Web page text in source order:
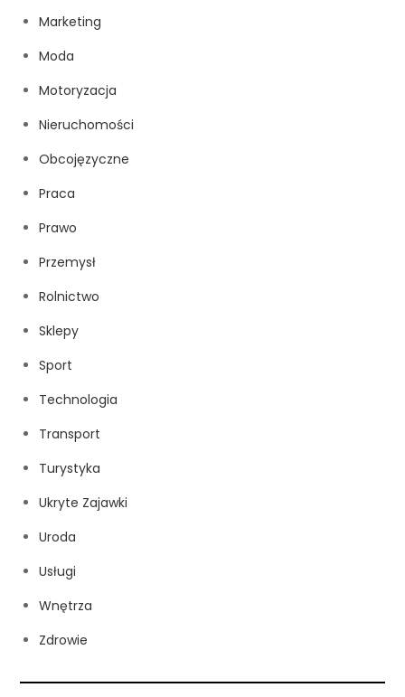
Marketing
Moda
Motoryzacja
Nieruchomości
Obcojęzyczne
Praca
Prawo
Przemysł
Rolnictwo
Sklepy
Sport
Technologia
Transport
Turystyka
Ukryte Zajawki
Uroda
Usługi
Wnętrza
Zdrowie